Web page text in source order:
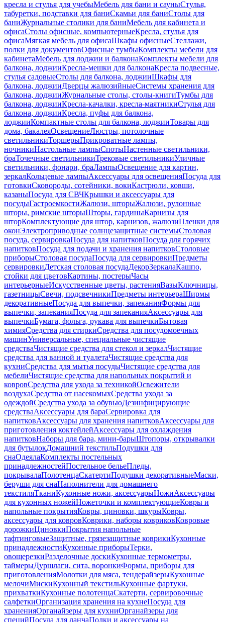
кресла и стулья для учебыМебель для бани и сауныСтулья,
табуретки, подставки для баниСкамьи для баниСтолы для
баниЖурнальные столики для баниМебель для кабинета и
офисаСтолы офисные, компьютерныеКресла, стулья для
офисаМягкая мебель для офисаШкафы офисныеСтеллажи,
полки для документовОфисные тумбыКомплекты мебели для
кабинетаМебель для лоджии и балконаКомплекты мебели для
балкона, лоджииКресла-мешки для балконаКресла подвесные,
стулья садовыеСтолы для балкона, лоджииШкафы для
балкона, лоджииДверцы жалюзийныеСистемы хранения для
балкона, лоджииЖурнальные столы, столы-книгиТумбы для
балкона, лоджииКресла-качалки, кресла-маятникиСтулья для
балкона, лоджииКресла, пуфы для балкона,
лоджииКомпактные столы для балкона, лоджииТовары для
дома, бакалеяОсвещениеЛюстры, потолочные
светильникиТоршерыПрикроватные лампы,
ночникиНастольные лампыСпотыНастенные светильники,
браТочечные светильникиТрековые светильникиУличные
светильники, фонари, браЛампыОсвещение для картин,
зеркалКольцевые лампыАксессуары для освещенияПосуда для
готовкиСковороды, сотейники, вокиКастрюли, ковши,
казаныПосуда для СВЧКрышки и аксессуары для
посудыГастроемкостиЖалюзи, шторыЖалюзи, рулонные
шторы, римские шторыШторы, гардиныКарнизы для
шторКомплектующие для штор, карнизов, жалюзиПленки для
оконЭлектроприводные солнцезащитные системыСтоловая
посуда, сервировкаПосуда для напитковПосуда для горячих
напитковПосуда для подачи и хранения напитковСтоловые
приборыСтоловая посудаПосуда для сервировкиПредметы
сервировкиДетская столовая посудаДекорЗеркалаКашпо,
стойки для цветовКартины, постерыЧасы
интерьерныеИскусственные цветы, растенияВазыКлючницы,
газетницыСвечи, подсвечникиПредметы интерьераШирмы
декоративныеПосуда для выпечки, запеканияФормы для
выпечки, запеканияПосуда для запеканияАксессуары для
выпечкиБумага, фольга, рукава для выпечкиБытовая
химияСредства для стиркиСредства для посудомоечных
машинУниверсальные, специальные чистящие
средстваЧистящие средства для стекол и зеркалЧистящие
средства для ванной и туалетаЧистящие средства для
кухниСредства для мытья посудыЧистящие средства для
мебелиЧистящие средства для напольных покрытий и
ковровСредства для ухода за техникойОсвежители
воздухаСредства от насекомыхСредства ухода за
одеждойСредства ухода за обувьюДезинфицирующие
средстваАксессуары для бараСервировка для
напитковАксессуары для хранения напитковАксессуары для
приготовления коктейлейАксессуары для охлаждения
напитковНаборы для бара, мини-барыШтопоры, открывалки
для бутылокДомашний текстильПодушки для
снаОдеялаКомплекты постельных
принадлежностейПостельное бельеПледы,
покрывалаПолотенцаСкатертиПодушки декоративныеМаски,
беруши для снаНаполнители для домашнего
текстиляТканиКухонные ножи, аксессуарыНожиАксессуары
для кухонных ножейНожеточки и комплектующиеКовры и
напольные покрытияКовры, циновки, шкурыКовры,
аксессуары для ковровКоврики, наборы ковриковКовровые
дорожкиЦиновкиПокрытия напольные
тафтинговыеЗащитные, грязезащитные коврикиКухонные
принадлежностиКухонные приборыТерки,
овощерезкиРазделочные доскиКухонные термометры,
таймерыДуршлаги, сита, воронкиФормы, приборы для
приготовленияМолотки для мяса, тендерайзерыКухонные
мелочиМискиКухонный текстильКухонные фартуки,
прихваткиКухонные полотенцаСкатерти, сервировочные
салфеткиОрганизация хранения на кухнеПосуда для
храненияОрганайзеры для кухниОрганайзеры для
специйПосуда для ланчаПолки и аксессуары на